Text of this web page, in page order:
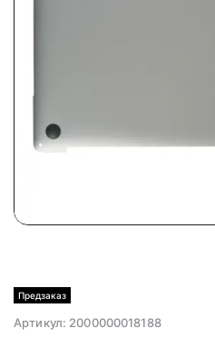
Предзаказ
Артикул: 2000000018188